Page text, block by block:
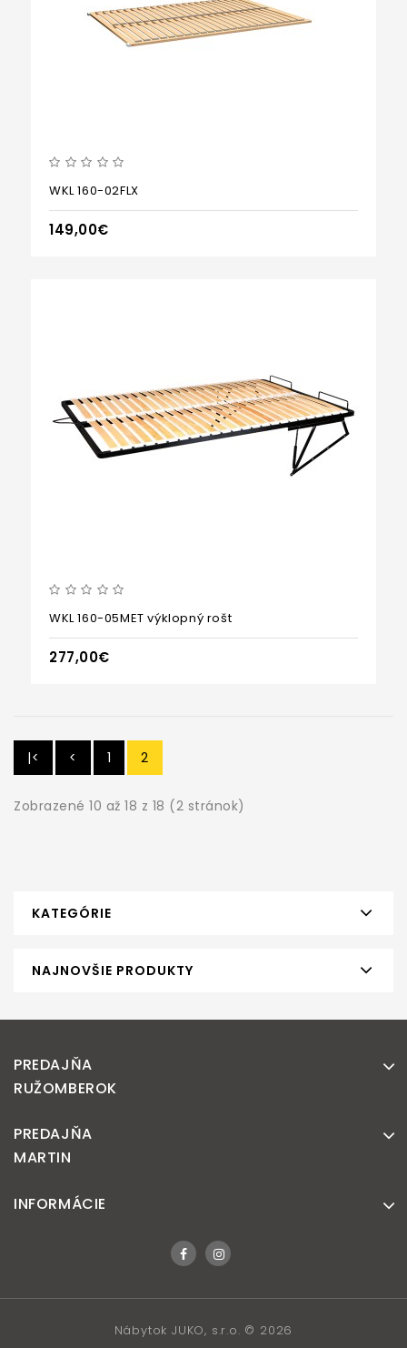
WKL 160-02FLX
149,00€
WKL 160-05MET výklopný rošt
277,00€
|< < 1 2
Zobrazené 10 až 18 z 18 (2 stránok)
KATEGÓRIE
NAJNOVŠIE PRODUKTY
PREDAJŇA
RUŽOMBEROK
PREDAJŇA
MARTIN
INFORMÁCIE
Nábytok JUKO, s.r.o. © 2026